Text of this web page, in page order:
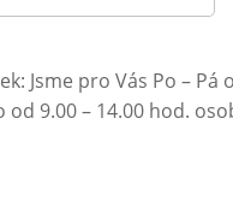
Jsme pro Vás Po – Pá
od 9.00 – 14.00 hod.